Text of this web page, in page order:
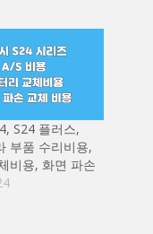
S24 플러스,
부품 수리비용,
비용, 화면 파손